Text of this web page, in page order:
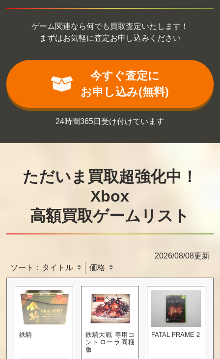
ゲーム関連なら何でも買取査定いたします！
まずはお気軽に査定お申し込みください
今すぐ査定に
お申し込み(無料)
24時間365日受け付けています
ただいま買取超強化中！
Xbox
高額買取ゲームリスト
ソート： タイトル 価格
2026/08/08更新
鉄騎
鉄騎大戦 専用コ
ントローラ同梱
版
FATAL FRAME 2